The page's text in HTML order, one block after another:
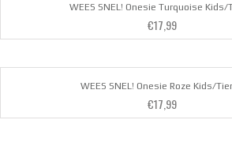
WEES SNEL! Onesie Turquoise Kids/
€17,99
WEES SNEL! Onesie Roze Kids/
€17,99